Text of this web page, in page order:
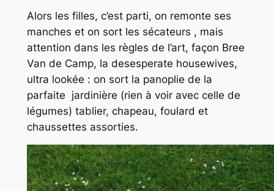
Alors les filles, c’est parti, on remonte ses
manches et on sort les sécateurs , mais
attention dans les règles de l’art, façon Bree
Van de Camp, la desesperate housewives,
ultra lookée : on sort la panoplie de la
parfaite jardinière (rien à voir avec celle de
légumes) tablier, chapeau, foulard et
chaussettes assorties.